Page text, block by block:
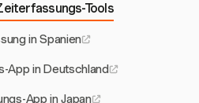
Tools
in Spanien
App in Deutschland
App in Japan